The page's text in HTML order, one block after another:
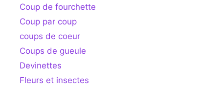
Coup de fourchette
Coup par coup
coups de coeur
Coups de gueule
Devinettes
Fleurs et insectes